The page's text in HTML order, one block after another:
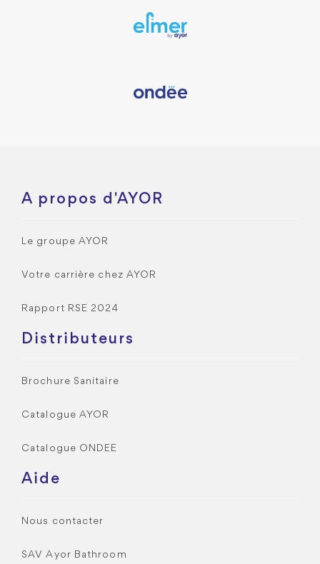
A propos d'AYOR
Le groupe AYOR
Votre carrière chez AYOR
Rapport RSE 2024
Distributeurs
Brochure Sanitaire
Catalogue AYOR
Catalogue ONDEE
Aide
Nous contacter
SAV Ayor Bathroom